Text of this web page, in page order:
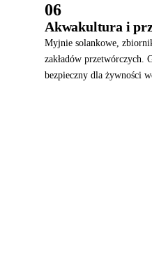
06
Akwakultura i
Myjnie solankowe,
zakładów przetwórczych.
bezpieczny dla żywności